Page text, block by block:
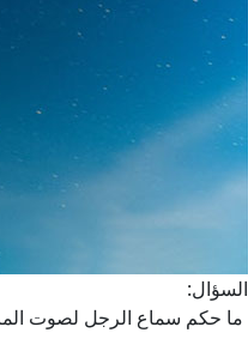
السؤال:
ما حكم سماع الرجل لصوت